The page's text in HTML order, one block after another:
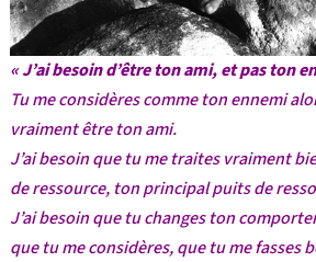
« J’ai besoin d’être ton ami, et pas ton
Tu me considères comme ton ennemi
vraiment être ton ami.
J’ai besoin que tu me traites vraiment
de ressource, ton principal puits de
J’ai besoin que tu changes ton
que tu me considères, que tu me fasses